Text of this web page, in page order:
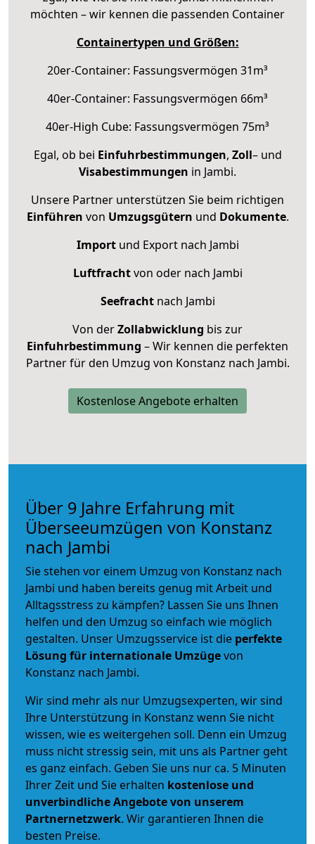
möchten – wir kennen die passenden Container
Containertypen und Größen:
20er-Container: Fassungsvermögen 31m³
40er-Container: Fassungsvermögen 66m³
40er-High Cube: Fassungsvermögen 75m³
Egal, ob bei Einfuhrbestimmungen, Zoll– und
Visabestimmungen in Jambi.
Unsere Partner unterstützen Sie beim richtigen
Einführen von Umzugsgütern und Dokumente.
Importund Export nach Jambi
Luftfrachtvon oder nach Jambi
Seefrachtnach Jambi
Von derZollabwicklung bis zur
Einfuhrbestimmung – Wir kennen die perfekten
Partner für den Umzug von Konstanz nach Jambi.
Kostenlose Angebote erhalten
Über 9 Jahre Erfahrung mit
Überseeumzügen von Konstanz
nach Jambi
Sie stehen vor einem Umzug von Konstanz nach
Jambi und haben bereits genug mit Arbeit und
Alltagsstress zu kämpfen? Lassen Sie uns Ihnen
helfen und den Umzug so einfach wie möglich
gestalten. Unser Umzugsservice ist die perfekte
Lösung für internationale Umzügevon
Konstanz nach Jambi.
Wir sind mehr als nur Umzugsexperten, wir sind
Ihre Unterstützung in Konstanz wenn Sie nicht
wissen, wie es weitergehen soll. Denn ein Umzug
muss nicht stressig sein, mit uns als Partner geht
es ganz einfach. Geben Sie uns nur ca. 5 Minuten
Ihrer Zeit und Sie erhalten kostenlose und
unverbindlicheAngebote von unserem
Partnernetzwerk. Wir garantieren Ihnen die
besten Preise.